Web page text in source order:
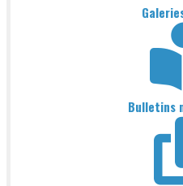
Bulletins